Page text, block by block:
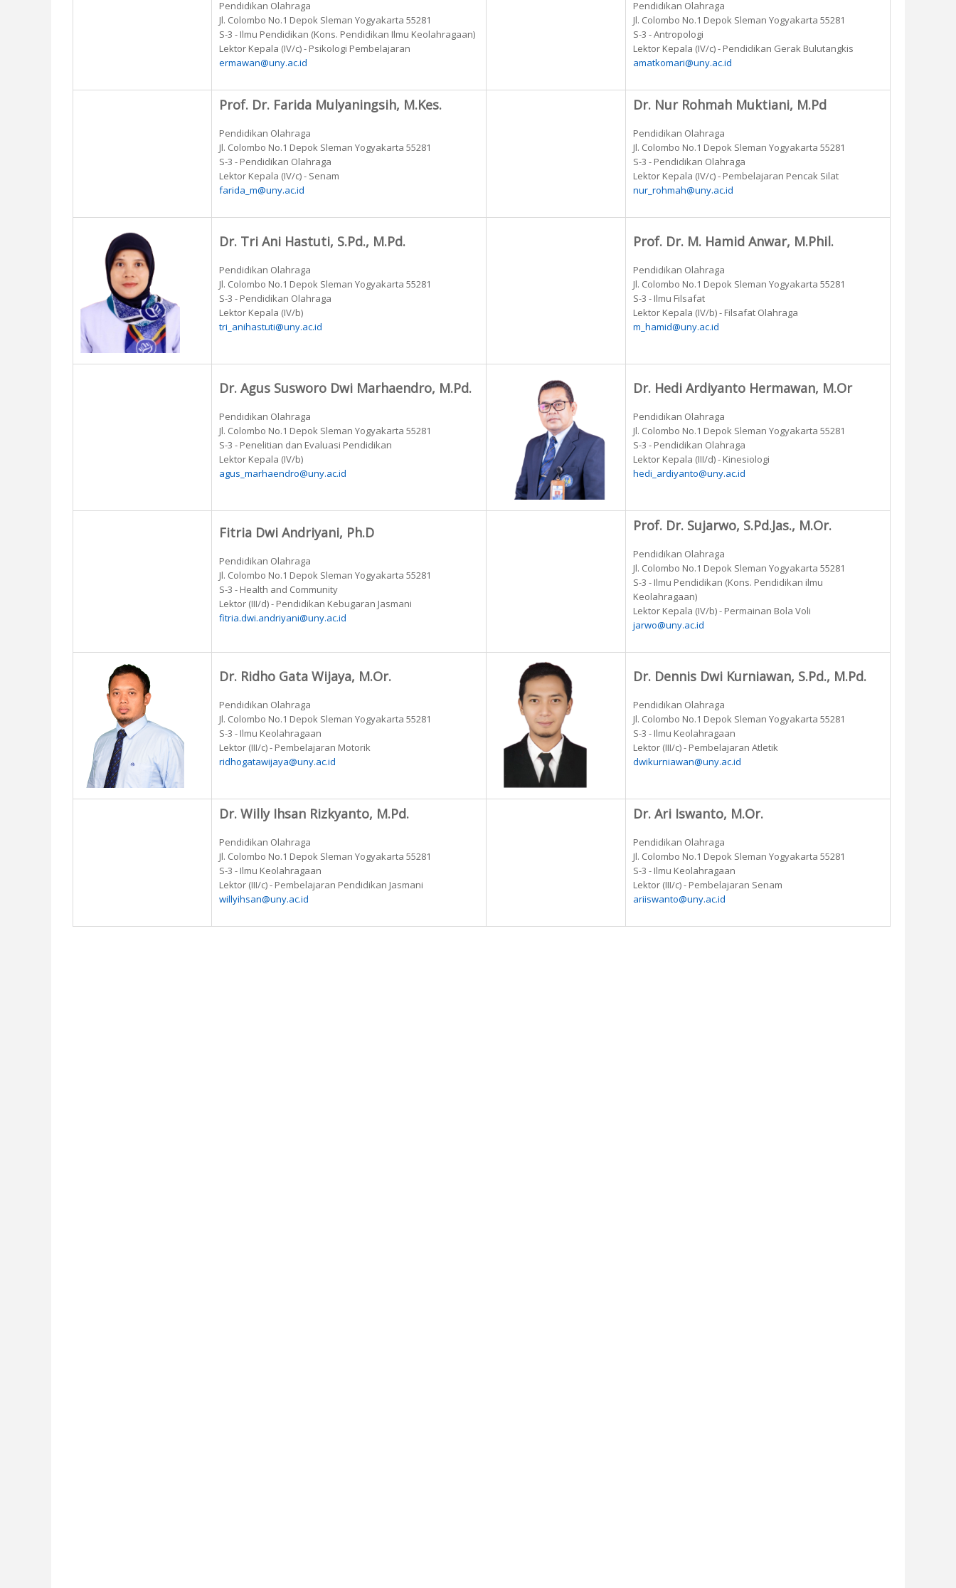
Pendidikan Olahraga
Jl. Colombo No.1 Depok Sleman Yogyakarta 55281
S-3 - Ilmu Pendidikan (Kons. Pendidikan Ilmu Keolahragaan)
Lektor Kepala (IV/c) - Psikologi Pembelajaran
ermawan@uny.ac.id
Pendidikan Olahraga
Jl. Colombo No.1 Depok Sleman Yogyakarta 55281
S-3 - Antropologi
Lektor Kepala (IV/c) - Pendidikan Gerak Bulutangkis
amatkomari@uny.ac.id
Prof. Dr. Farida Mulyaningsih, M.Kes.
Pendidikan Olahraga
Jl. Colombo No.1 Depok Sleman Yogyakarta 55281
S-3 - Pendidikan Olahraga
Lektor Kepala (IV/c) - Senam
farida_m@uny.ac.id
Dr. Nur Rohmah Muktiani, M.Pd
Pendidikan Olahraga
Jl. Colombo No.1 Depok Sleman Yogyakarta 55281
S-3 - Pendidikan Olahraga
Lektor Kepala (IV/c) - Pembelajaran Pencak Silat
nur_rohmah@uny.ac.id
Dr. Tri Ani Hastuti, S.Pd., M.Pd.
Pendidikan Olahraga
Jl. Colombo No.1 Depok Sleman Yogyakarta 55281
S-3 - Pendidikan Olahraga
Lektor Kepala (IV/b)
tri_anihastuti@uny.ac.id
Prof. Dr. M. Hamid Anwar, M.Phil.
Pendidikan Olahraga
Jl. Colombo No.1 Depok Sleman Yogyakarta 55281
S-3 - Ilmu Filsafat
Lektor Kepala (IV/b) - Filsafat Olahraga
m_hamid@uny.ac.id
Dr. Agus Susworo Dwi Marhaendro, M.Pd.
Pendidikan Olahraga
Jl. Colombo No.1 Depok Sleman Yogyakarta 55281
S-3 - Penelitian dan Evaluasi Pendidikan
Lektor Kepala (IV/b)
agus_marhaendro@uny.ac.id
Dr. Hedi Ardiyanto Hermawan, M.Or
Pendidikan Olahraga
Jl. Colombo No.1 Depok Sleman Yogyakarta 55281
S-3 - Pendidikan Olahraga
Lektor Kepala (III/d) - Kinesiologi
hedi_ardiyanto@uny.ac.id
Fitria Dwi Andriyani, Ph.D
Pendidikan Olahraga
Jl. Colombo No.1 Depok Sleman Yogyakarta 55281
S-3 - Health and Community
Lektor (III/d) - Pendidikan Kebugaran Jasmani
fitria.dwi.andriyani@uny.ac.id
Prof. Dr. Sujarwo, S.Pd.Jas., M.Or.
Pendidikan Olahraga
Jl. Colombo No.1 Depok Sleman Yogyakarta 55281
S-3 - Ilmu Pendidikan (Kons. Pendidikan ilmu
Keolahragaan)
Lektor Kepala (IV/b) - Permainan Bola Voli
jarwo@uny.ac.id
Dr. Ridho Gata Wijaya, M.Or.
Pendidikan Olahraga
Jl. Colombo No.1 Depok Sleman Yogyakarta 55281
S-3 - Ilmu Keolahragaan
Lektor (III/c) - Pembelajaran Motorik
ridhogatawijaya@uny.ac.id
Dr. Dennis Dwi Kurniawan, S.Pd., M.Pd.
Pendidikan Olahraga
Jl. Colombo No.1 Depok Sleman Yogyakarta 55281
S-3 - Ilmu Keolahragaan
Lektor (III/c) - Pembelajaran Atletik
dwikurniawan@uny.ac.id
Dr. Willy Ihsan Rizkyanto, M.Pd.
Pendidikan Olahraga
Jl. Colombo No.1 Depok Sleman Yogyakarta 55281
S-3 - Ilmu Keolahragaan
Lektor (III/c) - Pembelajaran Pendidikan Jasmani
willyihsan@uny.ac.id
Dr. Ari Iswanto, M.Or.
Pendidikan Olahraga
Jl. Colombo No.1 Depok Sleman Yogyakarta 55281
S-3 - Ilmu Keolahragaan
Lektor (III/c) - Pembelajaran Senam
ariiswanto@uny.ac.id